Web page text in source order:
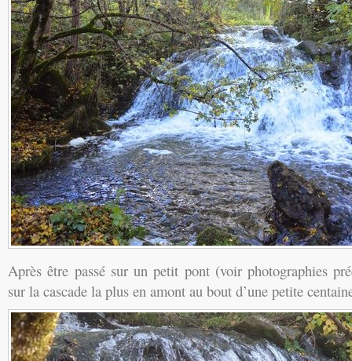
Après être passé sur un petit pont (voir photographies
sur la cascade la plus en amont au bout d’une petite